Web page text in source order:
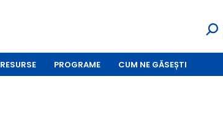
RESURSE PROGRAME CUM NE GĂSEȘTI